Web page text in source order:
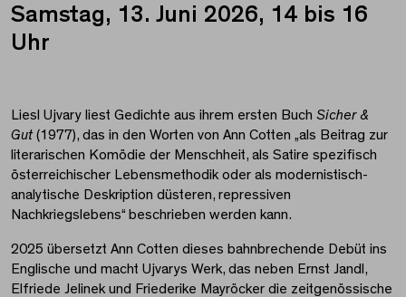
Samstag, 13. Juni 2026, 14 bis 16
Uhr
Liesl Ujvary liest Gedichte aus ihrem ersten Buch Sicher &
Gut(1977), das in den Worten von Ann Cotten „als Beitrag zur
literarischen Komödie der Menschheit, als Satire spezifisch
österreichischer Lebensmethodik oder als modernistisch-
analytische Deskription düsteren, repressiven
Nachkriegslebens“ beschrieben werden kann.
2025 übersetzt Ann Cotten dieses bahnbrechende Debüt ins
Englische und macht Ujvarys Werk, das neben Ernst Jandl,
Elfriede Jelinek und Friederike Mayröcker die zeitgenössische